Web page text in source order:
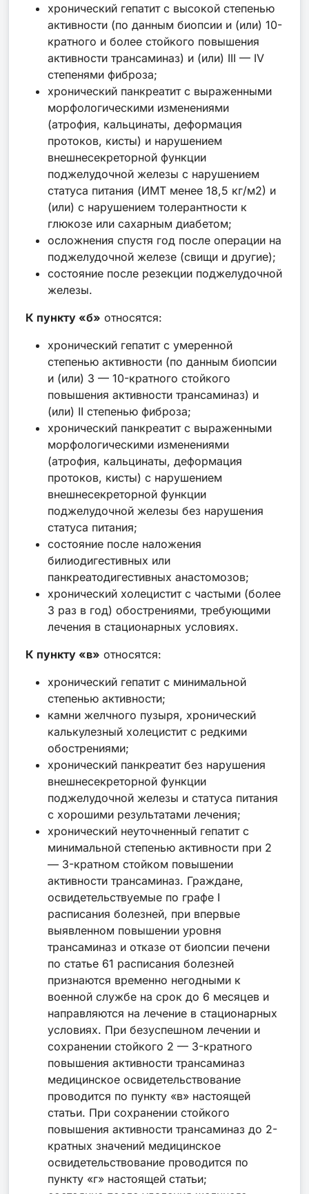
хронический гепатит с высокой степенью
активности (по данным биопсии и (или) 10-
кратного и более стойкого повышения
активности трансаминаз) и (или) III — IV
степенями фиброза;
хронический панкреатит с выраженными
морфологическими изменениями
(атрофия, кальцинаты, деформация
протоков, кисты) и нарушением
внешнесекреторной функции
поджелудочной железы с нарушением
статуса питания (ИМТ менее 18,5 кг/м2) и
(или) с нарушением толерантности к
глюкозе или сахарным диабетом;
осложнения спустя год после операции на
поджелудочной железе (свищи и другие);
состояние после резекции поджелудочной
железы.
К пункту «б» относятся:
хронический гепатит с умеренной
степенью активности (по данным биопсии
и (или) 3 — 10-кратного стойкого
повышения активности трансаминаз) и
(или) II степенью фиброза;
хронический панкреатит с выраженными
морфологическими изменениями
(атрофия, кальцинаты, деформация
протоков, кисты) с нарушением
внешнесекреторной функции
поджелудочной железы без нарушения
статуса питания;
состояние после наложения
билиодигестивных или
панкреатодигестивных анастомозов;
хронический холецистит с частыми (более
3 раз в год) обострениями, требующими
лечения в стационарных условиях.
К пункту «в» относятся:
хронический гепатит с минимальной
степенью активности;
камни желчного пузыря, хронический
калькулезный холецистит с редкими
обострениями;
хронический панкреатит без нарушения
внешнесекреторной функции
поджелудочной железы и статуса питания
с хорошими результатами лечения;
хронический неуточненный гепатит с
минимальной степенью активности при 2
— 3-кратном стойком повышении
активности трансаминаз. Граждане,
освидетельствуемые по графе I
расписания болезней, при впервые
выявленном повышении уровня
трансаминаз и отказе от биопсии печени
по статье 61 расписания болезней
признаются временно негодными к
военной службе на срок до 6 месяцев и
направляются на лечение в стационарных
условиях. При безуспешном лечении и
сохранении стойкого 2 — 3-кратного
повышения активности трансаминаз
медицинское освидетельствование
проводится по пункту «в» настоящей
статьи. При сохранении стойкого
повышения активности трансаминаз до 2-
кратных значений медицинское
освидетельствование проводится по
пункту «г» настоящей статьи;